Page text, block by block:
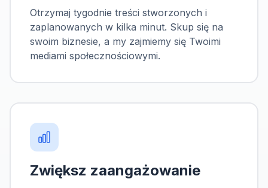
Otrzymaj tygodnie treści stworzonych i
zaplanowanych w kilka minut. Skup się na
swoim biznesie, a my zajmiemy się Twoimi
mediami społecznościowymi.
Zwiększ zaangażowanie